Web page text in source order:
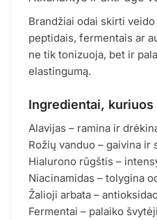
Brandžiai odai skirti
peptidais, fermentais ar
ne tik tonizuoja, bet ir
elastingumą.
Ingredientai,
Alavijas – ramina ir
Rožių vanduo – gaivina ir
Hialurono rūgštis –
Niacinamidas – tolygina
Žalioji arbata –
Fermentai – palaiko